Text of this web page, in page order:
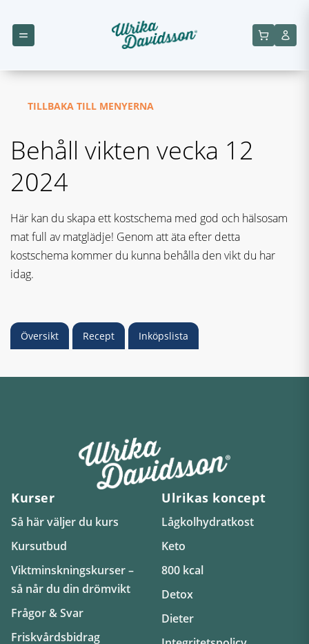
TILLBAKA TILL MENYERNA
Behåll vikten vecka 12
2024
Här kan du skapa ett kostschema med god och hälsosam
mat full av matglädje! Genom att äta efter detta
kostschema kommer du kunna behålla den vikt du har
idag.
Översikt Recept Inköpslista
Kurser
Så här väljer du kurs
Kursutbud
Viktminskningskurser –
så når du din drömvikt
Frågor & Svar
Friskvårdsbidrag
Ulrikas koncept
Lågkolhydratkost
Keto
800 kcal
Detox
Dieter